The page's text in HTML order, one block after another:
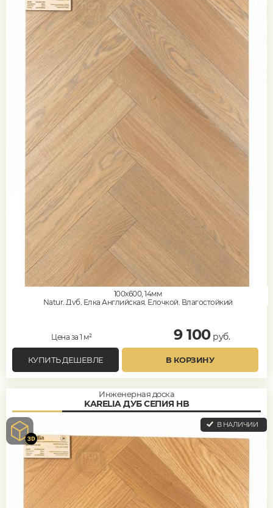
100x600, 14мм
Natur, Дуб, Елка Английская, Елочкой, Влагостойкий
Цена за 1 м² 9 100руб.
КУПИТЬ ДЕШЕВЛЕ В КОРЗИНУ
Инженерная доска
KARELIA ДУБ СЕПИЯ HB
В НАЛИЧИИ